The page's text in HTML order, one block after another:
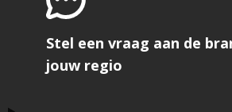
Stel een vraag aan de
jouw regio